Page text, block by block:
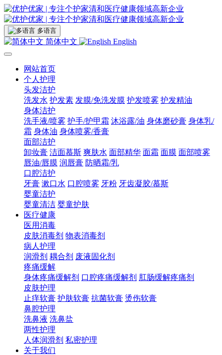
多语言
简体中文 English
网站首页
个人护理
头发洁护
洗发水 护发素 发膜/免洗发膜 护发喷雾 护发精油
身体洁护
洗手液/喷雾 护手/护甲霜 沐浴露/油 身体磨砂膏 身体乳/
霜 身体油 身体喷雾/香膏
面部洁护
卸妆膏 洁面慕斯 爽肤水 面部精华 面霜 面膜 面部喷雾
唇油/唇膜 润唇膏 防晒霜/乳
口腔洁护
牙膏 漱口水 口腔喷雾 牙粉 牙齿凝胶/慕斯
婴童洁护
婴童清洁 婴童护肤
医疗健康
医用消毒
皮肤消毒剂 物表消毒剂
病人护理
润滑剂 耦合剂 废液固化剂
疼痛缓解
身体疼痛缓解剂 口腔疼痛缓解剂 肛肠缓解疼痛剂
皮肤护理
止痒软膏 护肤软膏 抗菌软膏 烫伤软膏
鼻腔护理
洗鼻液 洗鼻盐
两性护理
人体润滑剂 私密护理
关于我们